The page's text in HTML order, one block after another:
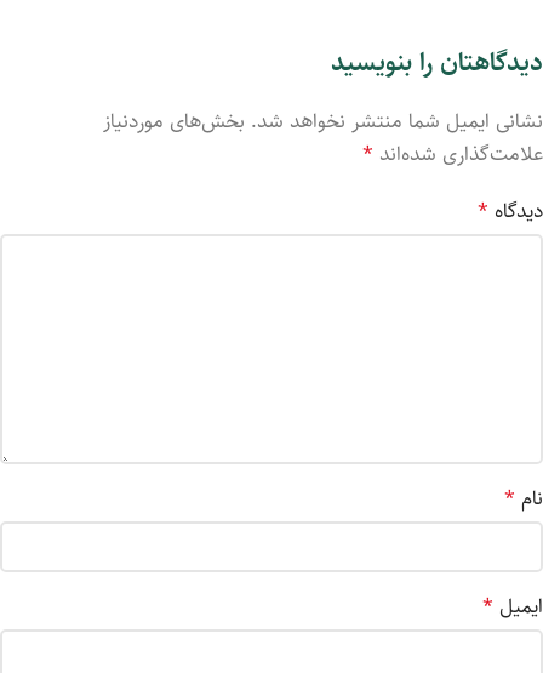
دیدگاهتان را بنویسید
نشانی ایمیل شما منتشر نخواهد شد. بخش‌های موردنیاز
علامت‌گذاری شده‌اند *
دیدگاه *
نام *
ایمیل *